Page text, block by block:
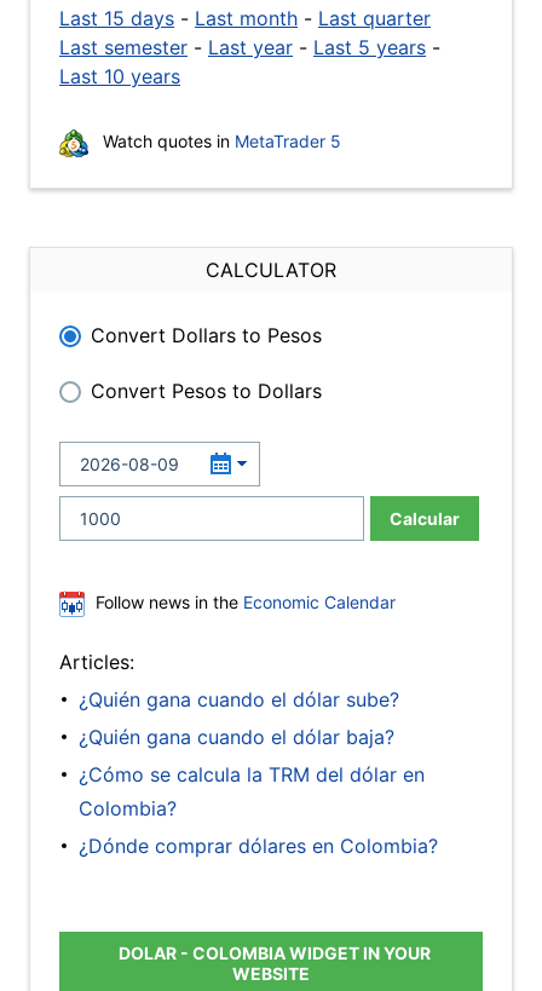
Last 15 days - Last month - Last quarter
Last semester - Last year - Last 5 years -
Last 10 years
Watch quotes in MetaTrader 5
CALCULATOR
Convert Dollars to Pesos
Convert Pesos to Dollars
Calcular
Follow news in the Economic Calendar
Articles:
¿Quién gana cuando el dólar sube?
¿Quién gana cuando el dólar baja?
¿Cómo se calcula la TRM del dólar en
Colombia?
¿Dónde comprar dólares en Colombia?
DOLAR - COLOMBIA WIDGET IN YOUR
WEBSITE